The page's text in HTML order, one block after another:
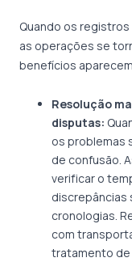
Quando os
as operações se
benefícios
Resolução
disputas:
os problemas
de confusão.
verificar o
discrepâncias
cronologias.
com
tratamento de